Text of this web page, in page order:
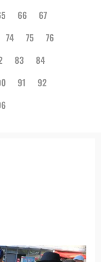
66
67
74 75
76
83
84
91
92